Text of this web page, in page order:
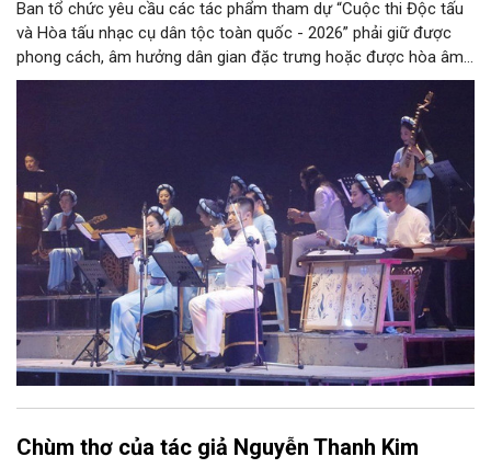
Ban tổ chức yêu cầu các tác phẩm tham dự “Cuộc thi Độc tấu
và Hòa tấu nhạc cụ dân tộc toàn quốc - 2026” phải giữ được
phong cách, âm hưởng dân gian đặc trưng hoặc được hòa âm,
phối khí mới trên nền tảng làn điệu âm nhạc truyền thống Việt
Nam, đồng thời phải được trình diễn trực tiếp bằng nhạc cụ dân
Chùm thơ của tác giả Nguyễn Thanh Kim